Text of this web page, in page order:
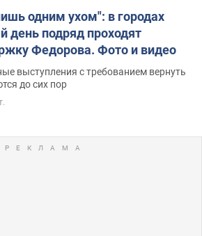
одним ухом": в городах
день подряд проходят
Федорова. Фото и видео
выступления с требованием вернуть
до сих пор